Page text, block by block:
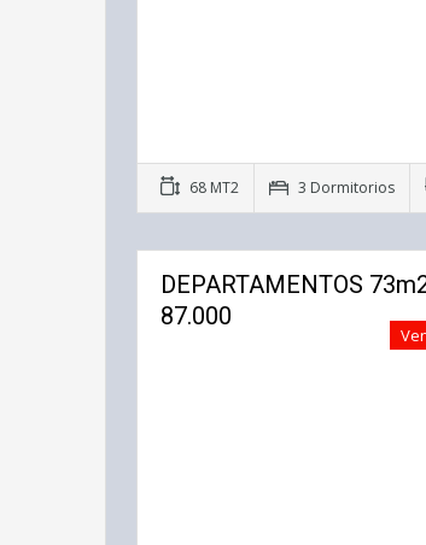
68 MT2 3 Dormitorios
DEPARTAMENTOS
87.000